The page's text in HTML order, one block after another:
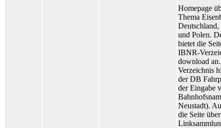
Homepage
Thema
Deutschland,
und Polen.
bietet die
IBNR-
download
Verzeichnis
der DB
der Eingabe
Neustadt).
die Seite